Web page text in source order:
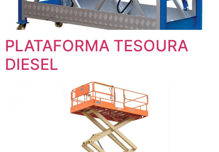
PLATAFORMA TESOURA
DIESEL